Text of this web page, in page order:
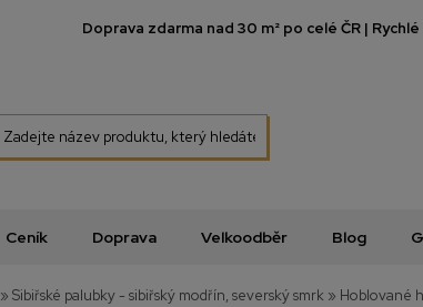
Doprava zdarma nad 30 m² po celé ČR |
Ceník Doprava Velkoodběr Blog
» Sibiřské palubky - sibiřský modřín, severský smrk » Hoblované